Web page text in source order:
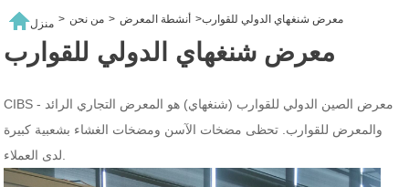
منزل > من نحن > أنشطة المعرض >معرض شنغهاي الدولي للقوارب
معرض شنغهاي الدولي للقوارب
CIBS - معرض الصين الدولي للقوارب (شنغهاي) هو المعرض التجاري الرائد
والمعرض للقوارب. تحظى مضخات الآسن ومضخات الغشاء بشعبية كبيرة
لدى العملاء.